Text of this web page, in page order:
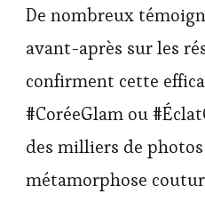
De nombreux
avant-après sur les
confirment cette
#CoréeGlam ou
des milliers de
métamorphose